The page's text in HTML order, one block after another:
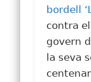
bordell
contra
govern
la seva